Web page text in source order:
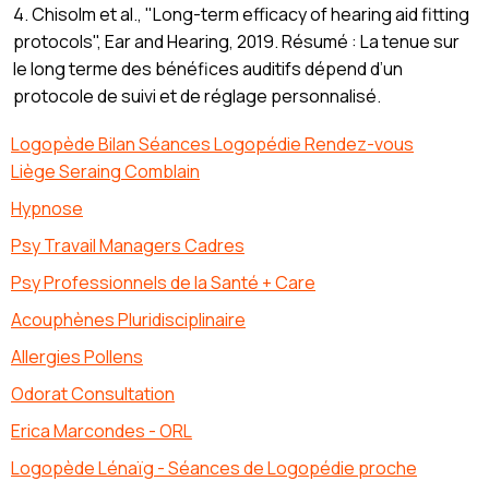
4. Chisolm et al., "Long-term efficacy of hearing aid fitting
protocols", Ear and Hearing, 2019. Résumé : La tenue sur
le long terme des bénéfices auditifs dépend d’un
protocole de suivi et de réglage personnalisé.
Logopède Bilan Séances Logopédie Rendez-vous
Liège Seraing Comblain
Hypnose
Psy Travail Managers Cadres
Psy Professionnels de la Santé + Care
Acouphènes Pluridisciplinaire
Allergies Pollens
Odorat Consultation
Erica Marcondes - ORL
Logopède Lénaïg - Séances de Logopédie proche